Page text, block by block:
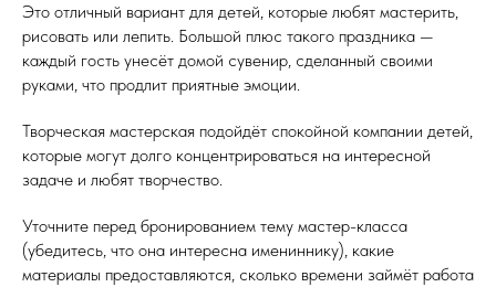
Это отличный вариант для детей, которые любят мастерить,
рисовать или лепить. Большой плюс такого праздника —
каждый гость унесёт домой сувенир, сделанный своими
руками, что продлит приятные эмоции.
Творческая мастерская подойдёт спокойной компании детей,
которые могут долго концентрироваться на интересной
задаче и любят творчество.
Уточните перед бронированием тему мастер-класса
(убедитесь, что она интересна имениннику), какие
материалы предоставляются, сколько времени займёт работа